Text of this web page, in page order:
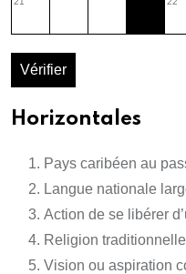
Vérifier
Horizontales
Pays caribéen au
Langue nationale
Action de se libérer
Religion
Vision ou aspiration